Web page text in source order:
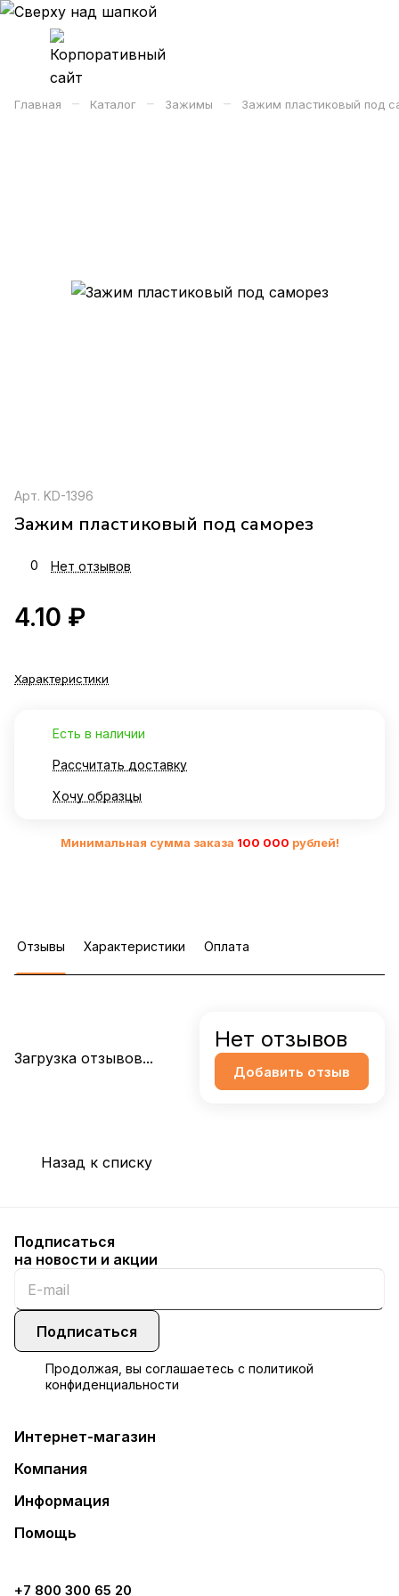
Главная – Каталог – Зажимы – Зажим пластиковый под
Арт. KD-1396
Зажим пластиковый под саморез
0 Нет отзывов
4.10 ₽
Характеристики
Есть в наличии
Рассчитать доставку
Хочу образцы
Минимальная сумма заказа 100 000 рублей!
Отзывы Характеристики Оплата
Загрузка отзывов...
Нет отзывов
Добавить отзыв
Назад к списку
Подписаться
на новости и акции
Подписаться
Продолжая, вы соглашаетесь с политикой
конфиденциальности
Интернет-магазин
Компания
Информация
Помощь
+7 800 300 65 20